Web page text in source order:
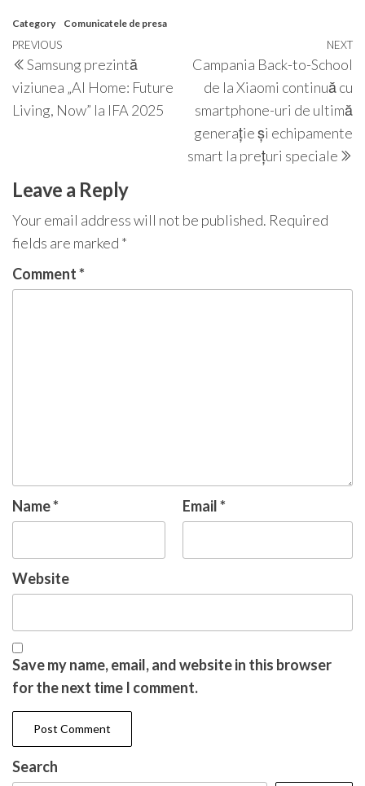
Category Comunicatele de presa
Post
navigation
Previous
Post
PREVIOUS
Samsung prezintă
viziunea „AI Home: Future
Living, Now” la IFA 2025
NEXT
Campania Back-to-School
de la Xiaomi continuă cu
smartphone-uri de ultimă
generație și echipamente
smart la prețuri speciale
Leave a Reply
Your email address will not be published. Required
fields are marked *
Comment*
Name* Email*
Website
Save my name, email, and website in this browser
for the next time I comment.
Search